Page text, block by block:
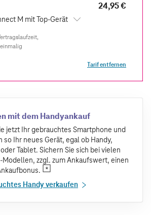
M mit Top-Gerät
24,95 €
einmalig
Tarif entfernen
mit dem Handyankauf
jetzt Ihr gebrauchtes Smartphone und
so Ihr neues Gerät, egal ob Handy,
Tablet. Sichern Sie sich bei vielen
zzgl. zum Ankaufswert, einen
Handy verkaufen